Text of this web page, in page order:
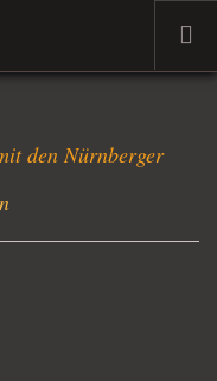
den Nürnberger